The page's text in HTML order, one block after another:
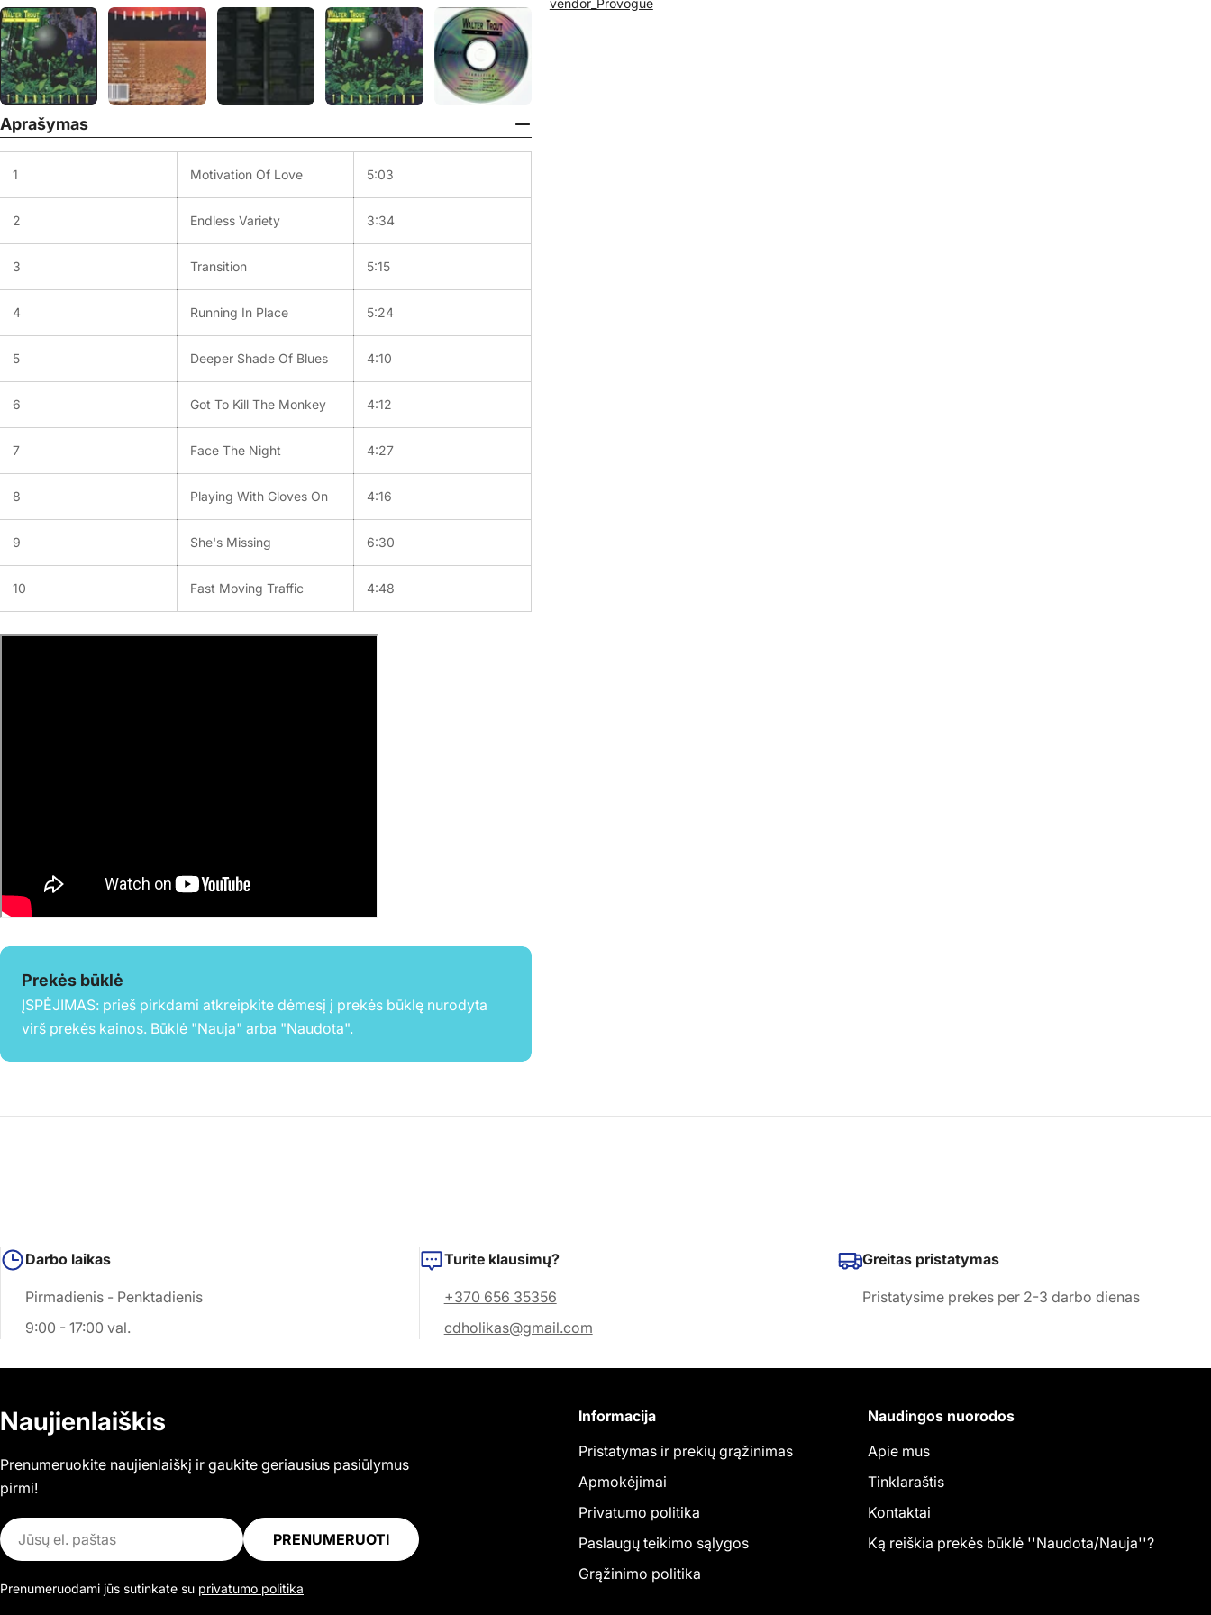
Aprašymas
1 Motivation Of Love 5:03
2 Endless Variety 3:34
3 Transition 5:15
4 Running In Place 5:24
5 Deeper Shade Of Blues 4:10
6 Got To Kill The Monkey 4:12
7 Face The Night 4:27
8 Playing With Gloves On 4:16
9 She's Missing 6:30
10 Fast Moving Traffic 4:48
Prekės būklė
ĮSPĖJIMAS: prieš pirkdami atkreipkite dėmesį į prekės būklę nurodyta
virš prekės kainos. Būklė "Nauja" arba "Naudota".
vendor_Provogue
Darbo laikas
Pirmadienis - Penktadienis
9:00 - 17:00 val.
Turite klausimų?
+370 656 35356
cdholikas@gmail.com
Greitas pristatymas
Pristatysime prekes per 2-3 darbo dienas
Naujienlaiškis
Prenumeruokite naujienlaiškį ir gaukite geriausius pasiūlymus
pirmi!
El.
paštas
PRENUMERUOTI
Prenumeruodami jūs sutinkate su privatumo politika
Informacija
Pristatymas ir prekių grąžinimas
Apmokėjimai
Privatumo politika
Paslaugų teikimo sąlygos
Grąžinimo politika
Naudingos nuorodos
Apie mus
Tinklaraštis
Kontaktai
Ką reiškia prekės būklė ''Naudota/Nauja''?